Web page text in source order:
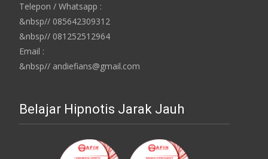
Telepon / Whatsapp :
&nbsp// 085642309312
&nbsp// 081252512964
Email :
&nbsp// andiefians@gmail.com
Belajar Hipnotis Jarak Jauh